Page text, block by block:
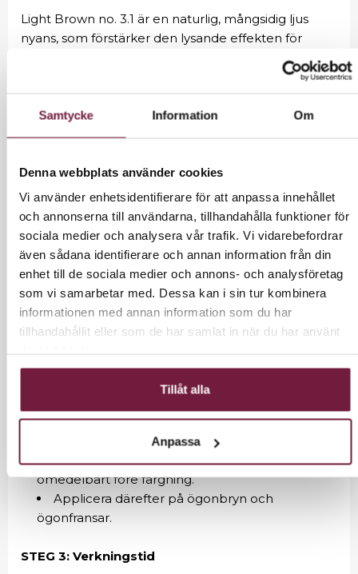
Samtycke Information Om
Denna webbplats använder cookies
Vi använder enhetsidentifierare för att anpassa innehållet
och annonserna till användarna, tillhandahålla funktioner för
sociala medier och analysera vår trafik. Vi vidarebefordrar
även sådana identifierare och annan information från din
enhet till de sociala medier och annons- och analysföretag
som vi samarbetar med. Dessa kan i sin tur kombinera
informationen med annan information som du har
tillhandahållit eller som de har samlat in när du har använt
Tillåt alla
Anpassa
Light Brown no. 3.1 är en naturlig, mångsidig ljus
nyans, som förstärker den lysande effekten för
mörkblonda till ljusblonda hår. Liva upp din stil!
Går att blanda med alla 8 RefectoCil nyanser
Kladdfri och vattenfast
Ta bort kontaktlinser.
Rengör ögon med vår oljefria, fransstärkande
RefectoCil Micellar Eye Make-up Remover.
Använd RefectoCil Saline Solution för att
avlägsna rester och uppnå optimalt resultat.
Använd RefectoCil Silicone Pads eller Skin
Protection Cream och Eye protection papers
STEG 2:Blanda och applicera
Blanda 2 cm av färgen och 10 droppar
RefectoCil Oxidant liquid eller 15-20 droppar
RefectoCil Oxidant cream till en krämig pasta
omedelbart före färgning.
Applicera därefter på ögonbryn och
ögonfransar.
STEG 3: Verkningstid